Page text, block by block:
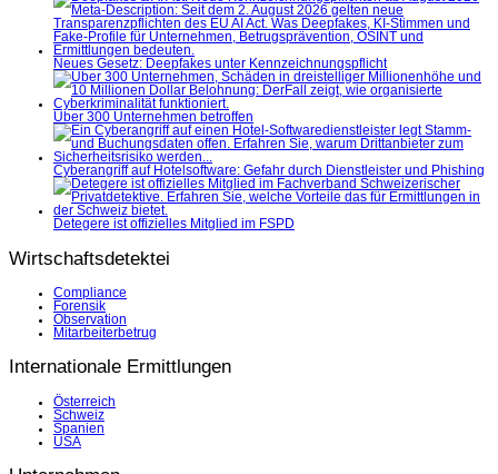
Neues Gesetz: Deepfakes unter Kennzeichnungspflicht
Über 300 Unternehmen betroffen
Cyberangriff auf Hotelsoftware: Gefahr durch Dienstleister und Phishing
Detegere ist offizielles Mitglied im FSPD
Wirtschaftsdetektei
Compliance
Forensik
Observation
Mitarbeiterbetrug
Internationale Ermittlungen
Österreich
Schweiz
Spanien
USA